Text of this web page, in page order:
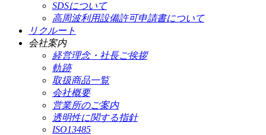
SDSについて
高周波利用設備許可申請書について
リクルート
会社案内
経営理念・社長ご挨拶
軌跡
取扱商品一覧
会社概要
営業所のご案内
透明性に関する指針
ISO13485